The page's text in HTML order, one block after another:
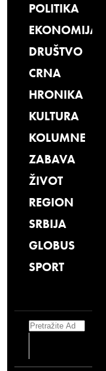
POLITIKA
EKONOMIJA
DRUŠTVO
CRNA
HRONIKA
KULTURA
KOLUMNE
ZABAVA
ŽIVOT
REGION
SRBIJA
GLOBUS
SPORT
Search